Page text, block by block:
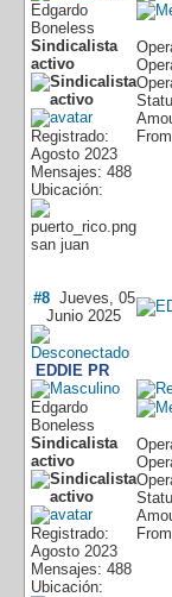
Edgardo
Boneless
Sindicalista
activo
Registrado:
Agosto 2023
Mensajes: 488
Ubicación:
san juan
#8Jueves, 05
Junio 2025
EDDIE PR
Edgardo
Boneless
Sindicalista
activo
Registrado:
Agosto 2023
Mensajes: 488
Ubicación: